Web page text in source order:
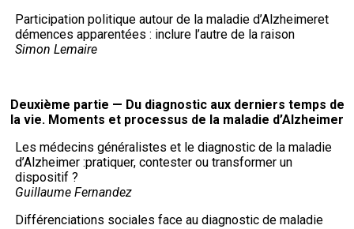
Participation politique autour de la maladie d’Alzheimeret
démences apparentées : inclure l’autre de la raison
Simon Lemaire
Deuxième partie — Du diagnostic aux derniers temps de
la vie. Moments et processus de la maladie d’Alzheimer
Les médecins généralistes et le diagnostic de la maladie
d’Alzheimer :pratiquer, contester ou transformer un
dispositif ?
Guillaume Fernandez
Différenciations sociales face au diagnostic de maladie